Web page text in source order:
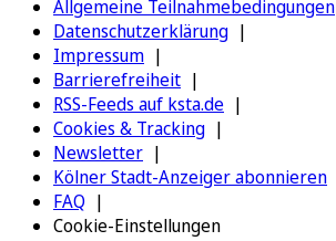
Allgemeine Teilnahmebedingungen
Datenschutzerklärung
Impressum
Barrierefreiheit
RSS-Feeds auf ksta.de
Cookies & Tracking
Newsletter
Kölner Stadt-Anzeiger abonnieren
FAQ
Cookie-Einstellungen